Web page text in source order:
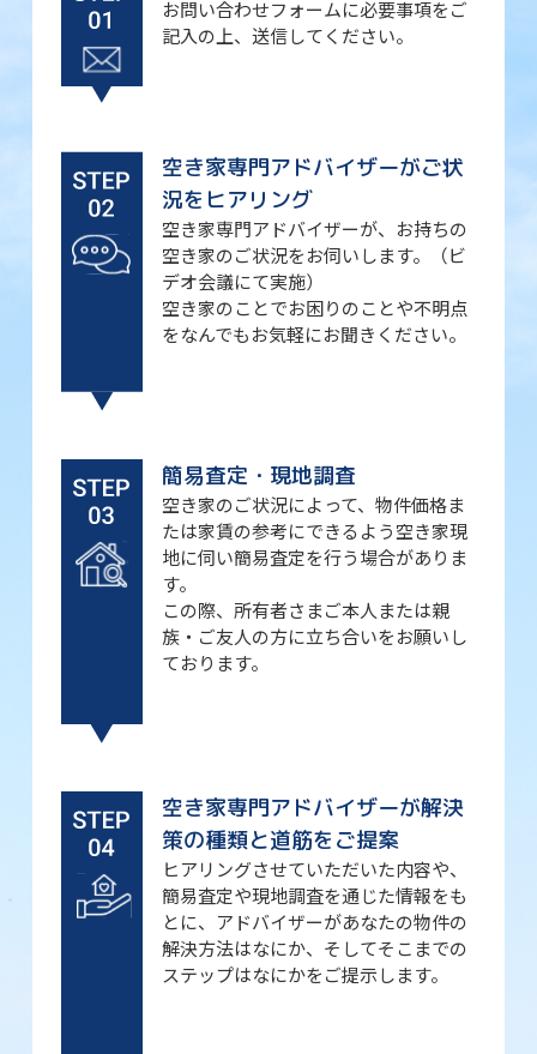
お問い合わせフォームに必要事項をご
記入の上、送信してください。
空き家専門アドバイザーがご状
況をヒアリング
空き家専門アドバイザーが、お持ちの
空き家のご状況をお伺いします。（ビ
デオ会議にて実施）
空き家のことでお困りのことや不明点
をなんでもお気軽にお聞きください。
簡易査定・現地調査
空き家のご状況によって、物件価格ま
たは家賃の参考にできるよう空き家現
地に伺い簡易査定を行う場合がありま
す。
この際、所有者さまご本人または親
族・ご友人の方に立ち合いをお願いし
ております。
空き家専門アドバイザーが解決
策の種類と道筋をご提案
ヒアリングさせていただいた内容や、
簡易査定や現地調査を通じた情報をも
とに、アドバイザーがあなたの物件の
解決方法はなにか、そしてそこまでの
ステップはなにかをご提示します。